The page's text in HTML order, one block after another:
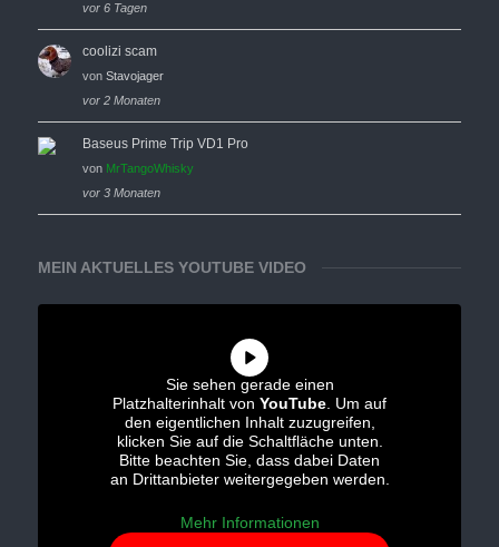
vor 6 Tagen
coolizi scam
von Stavojager
vor 2 Monaten
Baseus Prime Trip VD1 Pro
von MrTangoWhisky
vor 3 Monaten
MEIN AKTUELLES YOUTUBE VIDEO
Sie sehen gerade einen
Platzhalterinhalt von YouTube. Um auf
den eigentlichen Inhalt zuzugreifen,
klicken Sie auf die Schaltfläche unten.
Bitte beachten Sie, dass dabei Daten
an Drittanbieter weitergegeben werden.
Mehr Informationen